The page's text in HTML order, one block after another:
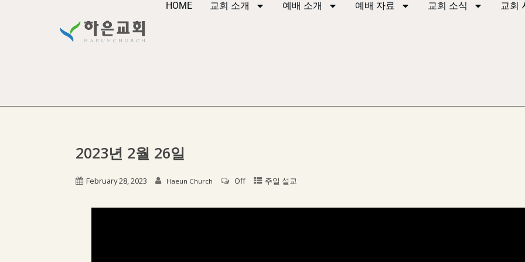
HOME 교회 소개 예배 소개 예배 자료 교회 소식 교회
2023년 2월 26일
February 28, 2023 Haeun Church Off 주일 설교